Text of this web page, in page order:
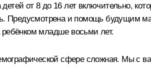
от 8 до 16 лет включительно,
Предусмотрена и помощь будущим
младше восьми лет.
сфере сложная. Мы